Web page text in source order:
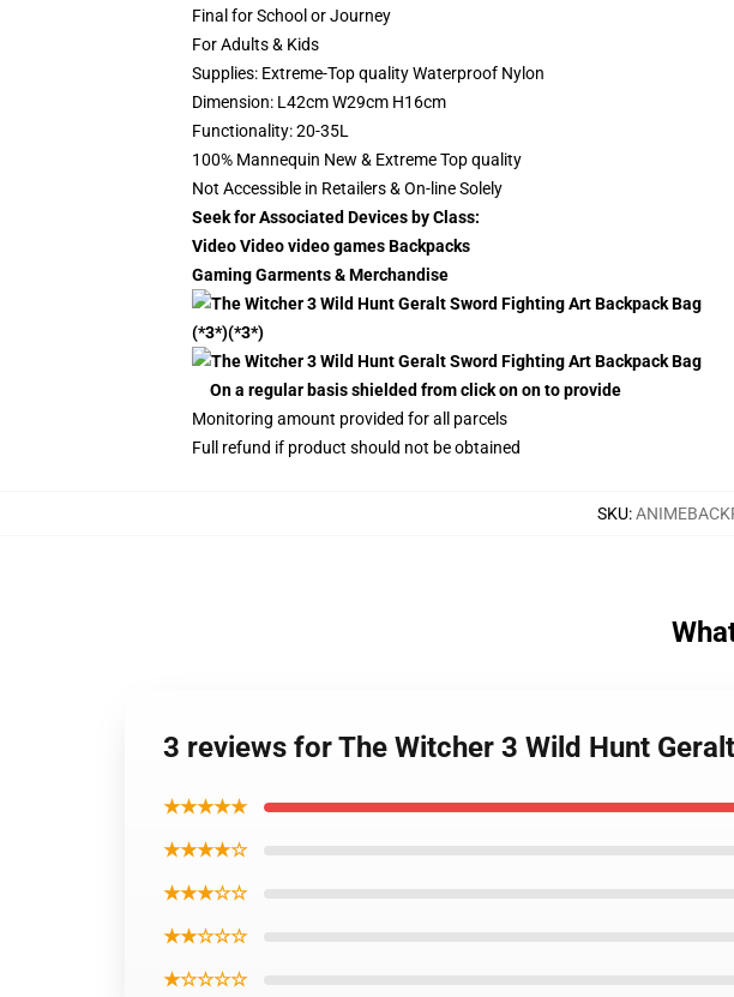
Final for School or Journey
For Adults & Kids
Supplies: Extreme-Top quality Waterproof Nylon
Dimension: L42cm W29cm H16cm
Functionality: 20-35L
100% Mannequin New & Extreme Top quality
Not Accessible in Retailers & On-line Solely
Seek for Associated Devices by Class:
Video Video video games Backpacks
Gaming Garments & Merchandise
(*3*)(*3*)
On a regular basis shielded from click on on to provide
Monitoring amount provided for all parcels
Full refund if product should not be obtained
SKU:
3 reviews for The Witcher 3 Wild Hunt
★★★★★
★★★★☆
★★★☆☆
★★☆☆☆
★☆☆☆☆